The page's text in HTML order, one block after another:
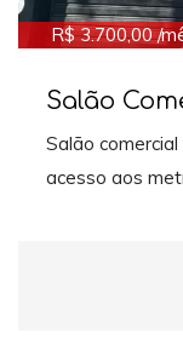
R$ 3.700,00 /
Salão
Salão
acesso aos